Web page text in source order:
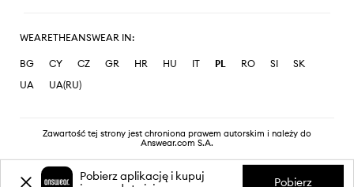
WEARETHEANSWEAR IN:
BG CY CZ GR HR HU IT PL RO SI
SK
UA
UA(RU)
Zawartość tej strony jest chroniona prawem autorskim i należy do
Answear.com S.A.
Pobierz aplikację i kupuj
Pobierz